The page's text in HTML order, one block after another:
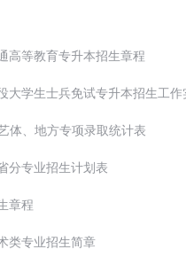
乌兰察布市集宁区工
2016年中考的毕
五年一贯制体育教育（足球方
高等教育专升本招生章程
大学生士兵免试专升本招生工
体、地方专项录取统计表
分专业招生计划表
章程
类专业招生简章